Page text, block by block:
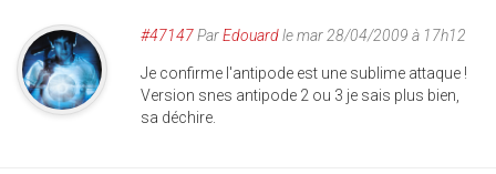
#47147ParEdouardle mar 28/04/2009 à 17h12
Je confirme l'antipode est une sublime attaque !
Version snes antipode 2 ou 3 je sais plus bien,
sa déchire.